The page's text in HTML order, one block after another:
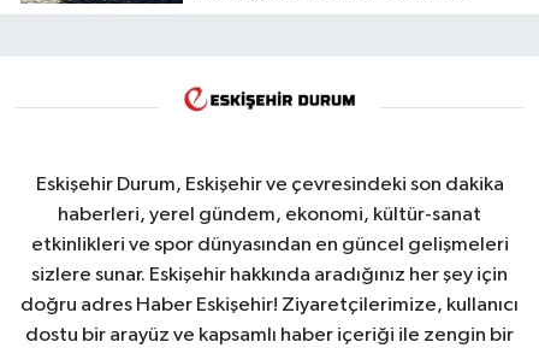
Eskişehir Durum, Eskişehir ve çevresindeki son dakika
haberleri, yerel gündem, ekonomi, kültür-sanat
etkinlikleri ve spor dünyasından en güncel gelişmeleri
sizlere sunar. Eskişehir hakkında aradığınız her şey için
doğru adres Haber Eskişehir! Ziyaretçilerimize, kullanıcı
dostu bir arayüz ve kapsamlı haber içeriği ile zengin bir